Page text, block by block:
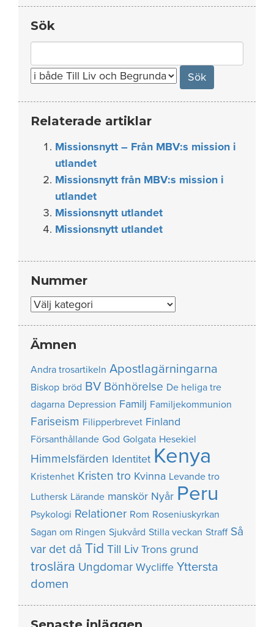
Sök
for:
Relaterade artiklar
Missionsnytt – Från MBV:s mission i
utlandet
Missionsnytt från MBV:s mission i
utlandet
Missionsnytt utlandet
Missionsnytt utlandet
Nummer
Nummer
Ämnen
Andra trosartikeln Apostlagärningarna
Biskop bröd BV Bönhörelse De heliga tre
dagarna Depression Familj Familjekommunion
Fariseism Filipperbrevet Finland
Försanthållande God Golgata Hesekiel
Himmelsfärden Identitet Kenya
Kristenhet Kristen tro Kvinna Levande tro
Luthersk Lärande manskör Nyår Peru
Psykologi Relationer Rom Roseniuskyrkan
Sagan om Ringen Sjukvård Stilla veckan Straff Så
var det då Tid Till Liv Trons grund
troslära Ungdomar Wycliffe Yttersta
domen